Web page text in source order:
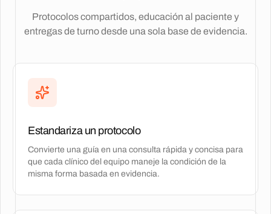
Protocolos compartidos, educación al paciente y
entregas de turno desde una sola base de evidencia.
Estandariza un protocolo
Convierte una guía en una consulta rápida y concisa para
que cada clínico del equipo maneje la condición de la
misma forma basada en evidencia.